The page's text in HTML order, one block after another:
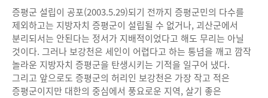
증평군 설립이 공포(2003.5.29)되기 전까지 증평군민의 다수를
제외하고는 지방자치 증평군이 설립될 수 없거나, 괴산군에서
분리되서는 안된다는 정서가 지배적이었다고 해도 무리는 아닐
것이다. 그러나 보강천은 세인이 어렵다고 하는 통념을 깨고 깜작
놀라운 지방자치 증평군을 탄생시키는 기적을 일구어 냈다.
그리고 앞으로도 증평군의 허리인 보강천은 가장 작고 적은
증평군이지만 대한의 중심에서 풍요로운 지역, 살기 좋은